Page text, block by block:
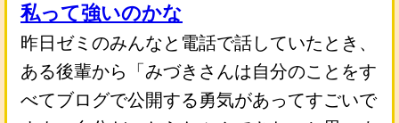
私って強いのかな
昨日ゼミのみんなと電話で話していたとき、
ある後輩から「みづきさんは自分のことをす
べてブログで公開する勇気があってすごいで